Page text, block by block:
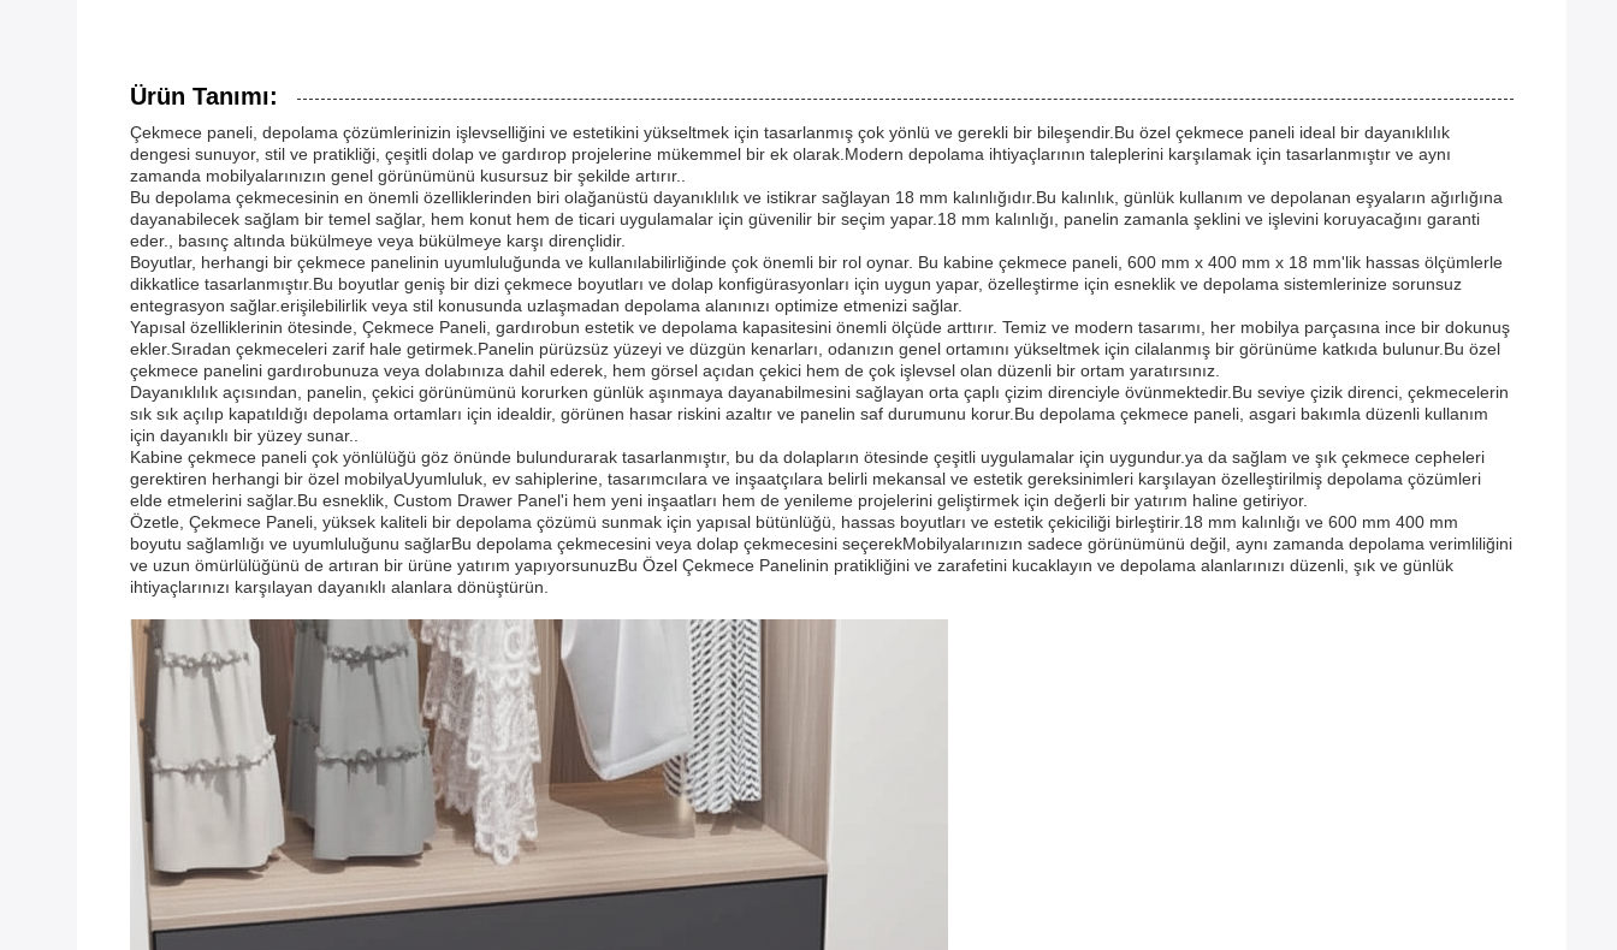
Ürün Tanımı:
Çekmece paneli, depolama çözümlerinizin işlevselliğini ve estetikini yükseltmek için tasarlanmış çok yönlü ve gerekli bir bileşendir.Bu özel çekmece paneli ideal bir dayanıklılık
dengesi sunuyor, stil ve pratikliği, çeşitli dolap ve gardırop projelerine mükemmel bir ek olarak.Modern depolama ihtiyaçlarının taleplerini karşılamak için tasarlanmıştır ve aynı
zamanda mobilyalarınızın genel görünümünü kusursuz bir şekilde artırır..
Bu depolama çekmecesinin en önemli özelliklerinden biri olağanüstü dayanıklılık ve istikrar sağlayan 18 mm kalınlığıdır.Bu kalınlık, günlük kullanım ve depolanan eşyaların ağırlığına
dayanabilecek sağlam bir temel sağlar, hem konut hem de ticari uygulamalar için güvenilir bir seçim yapar.18 mm kalınlığı, panelin zamanla şeklini ve işlevini koruyacağını garanti
eder., basınç altında bükülmeye veya bükülmeye karşı dirençlidir.
Boyutlar, herhangi bir çekmece panelinin uyumluluğunda ve kullanılabilirliğinde çok önemli bir rol oynar. Bu kabine çekmece paneli, 600 mm x 400 mm x 18 mm'lik hassas ölçümlerle
dikkatlice tasarlanmıştır.Bu boyutlar geniş bir dizi çekmece boyutları ve dolap konfigürasyonları için uygun yapar, özelleştirme için esneklik ve depolama sistemlerinize sorunsuz
entegrasyon sağlar.erişilebilirlik veya stil konusunda uzlaşmadan depolama alanınızı optimize etmenizi sağlar.
Yapısal özelliklerinin ötesinde, Çekmece Paneli, gardırobun estetik ve depolama kapasitesini önemli ölçüde arttırır. Temiz ve modern tasarımı, her mobilya parçasına ince bir dokunuş
ekler.Sıradan çekmeceleri zarif hale getirmek.Panelin pürüzsüz yüzeyi ve düzgün kenarları, odanızın genel ortamını yükseltmek için cilalanmış bir görünüme katkıda bulunur.Bu özel
çekmece panelini gardırobunuza veya dolabınıza dahil ederek, hem görsel açıdan çekici hem de çok işlevsel olan düzenli bir ortam yaratırsınız.
Dayanıklılık açısından, panelin, çekici görünümünü korurken günlük aşınmaya dayanabilmesini sağlayan orta çaplı çizim direnciyle övünmektedir.Bu seviye çizik direnci, çekmecelerin
sık sık açılıp kapatıldığı depolama ortamları için idealdir, görünen hasar riskini azaltır ve panelin saf durumunu korur.Bu depolama çekmece paneli, asgari bakımla düzenli kullanım
için dayanıklı bir yüzey sunar..
Kabine çekmece paneli çok yönlülüğü göz önünde bulundurarak tasarlanmıştır, bu da dolapların ötesinde çeşitli uygulamalar için uygundur.ya da sağlam ve şık çekmece cepheleri
gerektiren herhangi bir özel mobilyaUyumluluk, ev sahiplerine, tasarımcılara ve inşaatçılara belirli mekansal ve estetik gereksinimleri karşılayan özelleştirilmiş depolama çözümleri
elde etmelerini sağlar.Bu esneklik, Custom Drawer Panel'i hem yeni inşaatları hem de yenileme projelerini geliştirmek için değerli bir yatırım haline getiriyor.
Özetle, Çekmece Paneli, yüksek kaliteli bir depolama çözümü sunmak için yapısal bütünlüğü, hassas boyutları ve estetik çekiciliği birleştirir.18 mm kalınlığı ve 600 mm 400 mm
boyutu sağlamlığı ve uyumluluğunu sağlarBu depolama çekmecesini veya dolap çekmecesini seçerekMobilyalarınızın sadece görünümünü değil, aynı zamanda depolama verimliliğini
ve uzun ömürlülüğünü de artıran bir ürüne yatırım yapıyorsunuzBu Özel Çekmece Panelinin pratikliğini ve zarafetini kucaklayın ve depolama alanlarınızı düzenli, şık ve günlük
ihtiyaçlarınızı karşılayan dayanıklı alanlara dönüştürün.